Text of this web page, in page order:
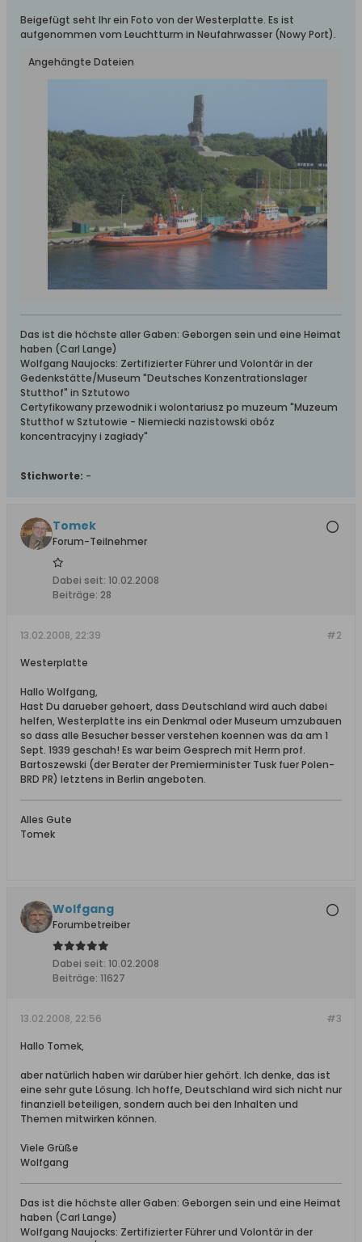
Beigefügt seht Ihr ein Foto von der Westerplatte. Es ist
aufgenommen vom Leuchtturm in Neufahrwasser (Nowy Port).
Angehängte Dateien
Das ist die höchste aller Gaben: Geborgen sein und eine Heimat
haben (Carl Lange)
Wolfgang Naujocks: Zertifizierter Führer und Volontär in der
Gedenkstätte/Museum "Deutsches Konzentrationslager
Stutthof" in Sztutowo
Certyfikowany przewodnik i wolontariusz po muzeum "Muzeum
Stutthof w Sztutowie - Niemiecki nazistowski obóz
koncentracyjny i zagłady"
Stichworte: -
Tomek
Forum-Teilnehmer
Dabei seit: 10.02.2008
Beiträge: 28
#2
13.02.2008, 22:39
Westerplatte
Hallo Wolfgang,
Hast Du darueber gehoert, dass Deutschland wird auch dabei
helfen, Westerplatte ins ein Denkmal oder Museum umzubauen
so dass alle Besucher besser verstehen koennen was da am 1
Sept. 1939 geschah! Es war beim Gesprech mit Herrn prof.
Bartoszewski (der Berater der Premierminister Tusk fuer Polen-
BRD PR) letztens in Berlin angeboten.
Alles Gute
Tomek
Wolfgang
Forumbetreiber
Dabei seit: 10.02.2008
Beiträge: 11627
#3
13.02.2008, 22:56
Hallo Tomek,
aber natürlich haben wir darüber hier gehört. Ich denke, das ist
eine sehr gute Lösung. Ich hoffe, Deutschland wird sich nicht nur
finanziell beteiligen, sondern auch bei den Inhalten und
Themen mitwirken können.
Viele Grüße
Wolfgang
Das ist die höchste aller Gaben: Geborgen sein und eine Heimat
haben (Carl Lange)
Wolfgang Naujocks: Zertifizierter Führer und Volontär in der